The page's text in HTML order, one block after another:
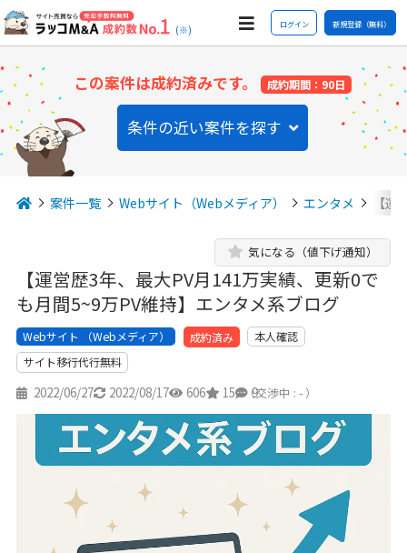
(※) ログイン 新規登録（無料）
この案件は成約済みです。 成約期間：90日
条件の近い案件を探す
案件一覧 Webサイト（Webメディア） エンタメ 【
【運営歴3年、最大PV月141万実績、更新0で
も月間5~9万PV維持】エンタメ系ブログ
気になる（値下げ通知）
Webサイト （Webメディア） 成約済み
本人確認
サイト移行代行無料
2022/06/27 2022/08/17 606 15 9
（交渉中 : - ）